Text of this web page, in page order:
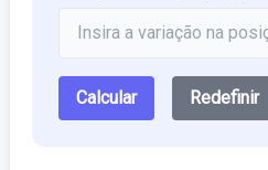
Calcular Redefinir